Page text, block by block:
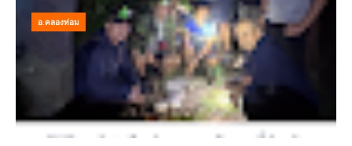
อ.คลองท่อม